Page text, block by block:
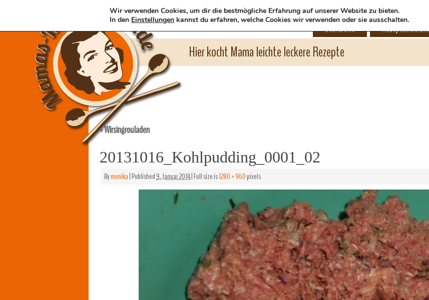
Hier kocht Mama leichte leckere Rezepte
Startseite Rezeptübersicht
«Wirsingrouladen
20131016_Kohlpudding_0001_02
Bymonika|Published9. Januar 2014|Full size is1280 × 960pixels
Wir verwenden Cookies, um dir die bestmögliche Erfahrung auf unserer Website zu bieten.
In den Einstellungen kannst du erfahren, welche Cookies wir verwenden oder sie ausschalten.